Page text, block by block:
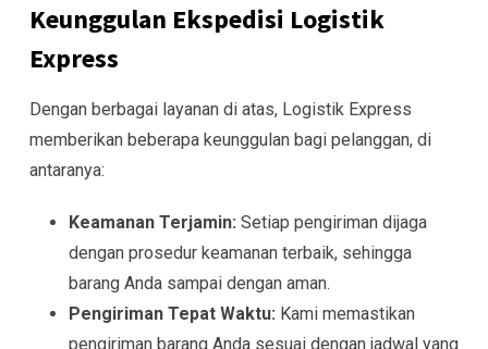
Keunggulan Ekspedisi Logistik
Express
Dengan berbagai layanan di atas, Logistik Express
memberikan beberapa keunggulan bagi pelanggan, di
antaranya:
Keamanan Terjamin: Setiap pengiriman dijaga
dengan prosedur keamanan terbaik, sehingga
barang Anda sampai dengan aman.
Pengiriman Tepat Waktu: Kami memastikan
pengiriman barang Anda sesuai dengan jadwal yang